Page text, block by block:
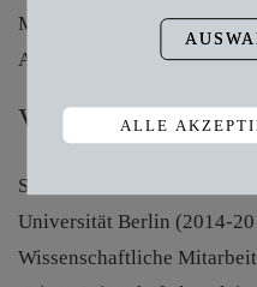
Medizinprodukterecht
Arzneimittelrecht
VITA
Studium der
Universität Berlin (2014-
Wissenschaftliche
ALLE
Zustimmung